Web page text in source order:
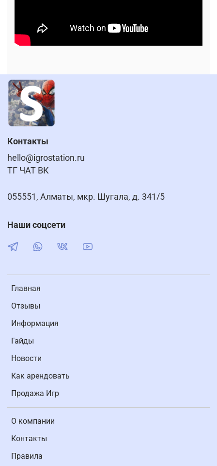
Главная
Отзывы
Информация
Гайды
Новости
Как арендовать
Продажа Игр
О компании
Контакты
Правила
Контакты
hello@igrostation.ru
ТГ ЧАТ ВК
055551, Алматы, мкр. Шугала, д. 341/5
Наши соцсети